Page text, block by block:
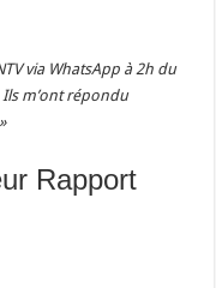
via WhatsApp à 2h du
m’ont répondu
Rapport